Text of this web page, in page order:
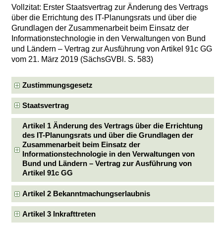
Vollzitat: Erster Staatsvertrag zur Änderung des Vertrags
über die Errichtung des IT-Planungsrats und über die
Grundlagen der Zusammenarbeit beim Einsatz der
Informationstechnologie in den Verwaltungen von Bund
und Ländern – Vertrag zur Ausführung von Artikel 91c GG
vom 21. März 2019 (SächsGVBl. S. 583)
Zustimmungsgesetz
Staatsvertrag
Artikel 1 Änderung des Vertrags über die Errichtung
des IT-Planungsrats und über die Grundlagen der
Zusammenarbeit beim Einsatz der
Informationstechnologie in den Verwaltungen von
Bund und Ländern – Vertrag zur Ausführung von
Artikel 91c GG
Artikel 2 Bekanntmachungserlaubnis
Artikel 3 Inkrafttreten